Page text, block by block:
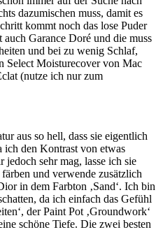
dazumischen muss, damit es
kommt noch das lose Puder
Garance Doré und die muss
und bei zu wenig Schlaf,
Select Moisturecover von Mac
(nutze ich nur zum
aus so hell, dass sie eigentlich
ich den Kontrast von etwas
sehr mag, lasse ich sie
und verwende zusätzlich
in dem Farbton ‚Sand‘. Ich bin
da ich einfach das Gefühl
der Paint Pot ‚Groundwork‘
schöne Tiefe. Die zwei besten